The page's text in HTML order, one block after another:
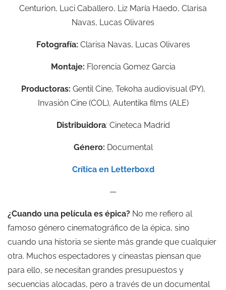
Centurion, Luci Caballero, Liz María Haedo, Clarisa
Navas, Lucas Olivares
Fotografía: Clarisa Navas, Lucas Olivares
Montaje: Florencia Gomez Garcia
Productoras: Gentil Cine, Tekoha audiovisual (PY),
Invasión Cine (COL), Autentika films (ALE)
Distribuidora: Cineteca Madrid
Género: Documental
Crítica en Letterboxd
—
¿Cuando una película es épica? No me refiero al
famoso género cinematográfico de la épica, sino
cuando una historia se siente más grande que cualquier
otra. Muchos espectadores y cineastas piensan que
para ello, se necesitan grandes presupuestos y
secuencias alocadas, pero a través de un documental